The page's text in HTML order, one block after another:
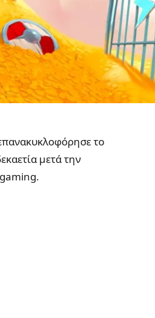
το
μετά την
gaming.